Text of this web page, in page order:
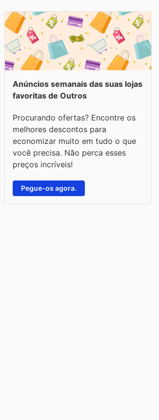
Anúncios semanais das suas lojas
favoritas de Outros
Procurando ofertas? Encontre os
melhores descontos para
economizar muito em tudo o que
você precisa. Não perca esses
preços incríveis!
Pegue-os agora.